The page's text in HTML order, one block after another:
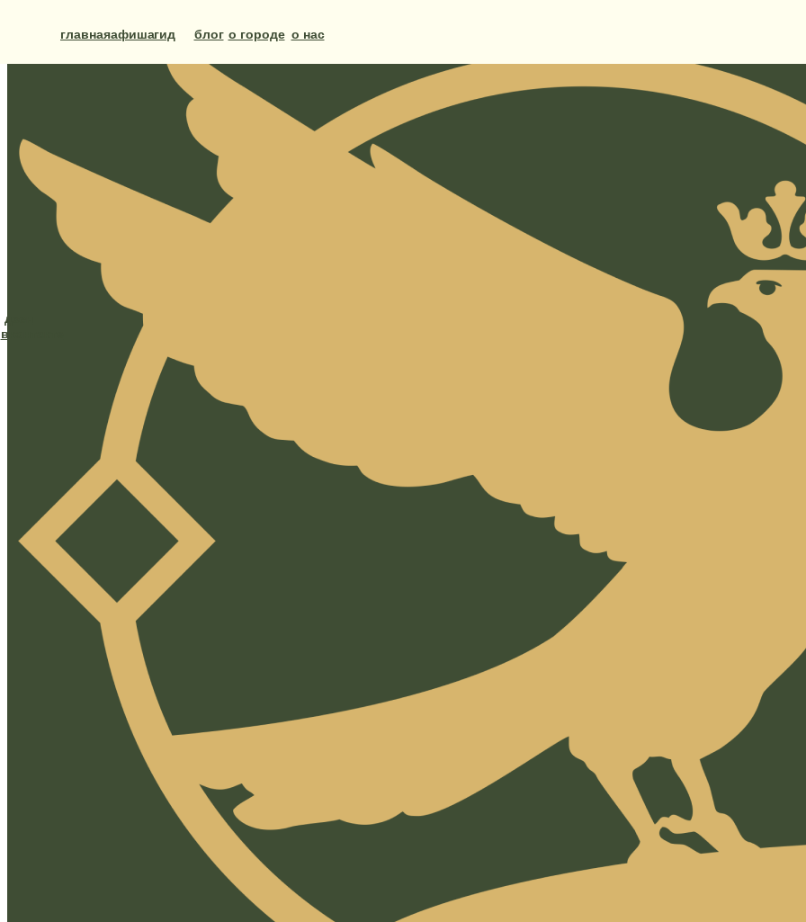
главнаяафишагид блог о городе о нас
дзен
вконтакте